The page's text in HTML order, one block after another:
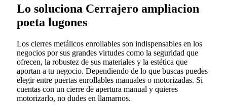
Lo soluciona Cerrajero ampliacion
poeta lugones
Los cierres metálicos enrollables son indispensables en los
negocios por sus grandes virtudes como la seguridad que
ofrecen, la robustez de sus materiales y la estética que
aportan a tu negocio. Dependiendo de lo que buscas puedes
elegir entre puertas enrollables manuales o motorizadas. Si
cuentas con un cierre de apertura manual y quieres
motorizarlo, no dudes en llamarnos.